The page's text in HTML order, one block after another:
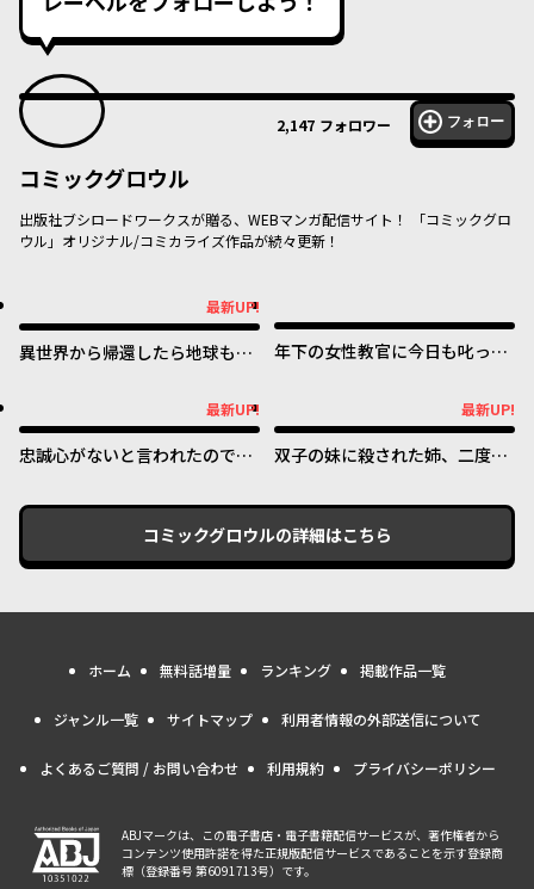
2,147 フォロワー フォロー
コミックグロウル
出版社ブシロードワークスが贈る、WEBマンガ配信サイト！ 「コミックグロ
ウル」オリジナル/コミカライズ作品が続々更新！
最新UP!
異世界から帰還したら地球もか
と、負けヒロインどもこっち見
んな。
年下の女性教官に今日も叱って
最新UP!
忠誠心がないと言われたので婚
最新UP!
双子の妹に殺された姉、二度目
フルベットします！
コミックグロウルの詳細はこちら
ホーム 無料話増量 ランキング 掲載作品一覧
ジャンル一覧 サイトマップ 利用者情報の外部送信について
よくあるご質問 / お問い合わせ 利用規約 プライバシーポリシー
ABJマークは、この電子書店・電子書籍配信サービスが、著作権者から
コンテンツ使用許諾を得た正規版配信サービスであることを示す登録商
標（登録番号 第6091713号）です。